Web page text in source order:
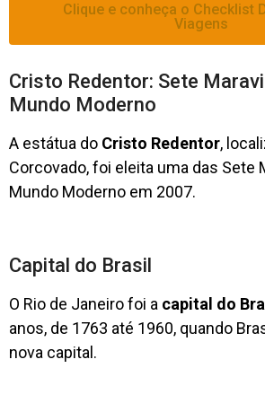
Clique e conheça o Checklist
Viagens
Cristo Redentor: Sete
Mundo Moderno
A estátua do Cristo Redentor,
Corcovado, foi eleita uma das Sete
Mundo Moderno em 2007.
Capital do Brasil
O Rio de Janeiro foi a capital do
anos, de 1763 até 1960, quando
nova capital.